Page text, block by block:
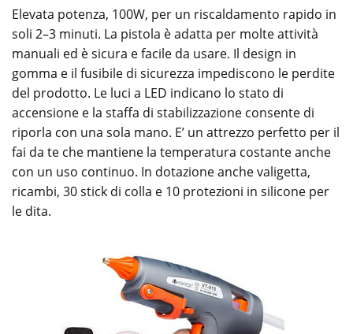
Elevata potenza, 100W, per un riscaldamento rapido in
soli 2–3 minuti. La pistola è adatta per molte attività
manuali ed è sicura e facile da usare. Il design in
gomma e il fusibile di sicurezza impediscono le perdite
del prodotto. Le luci a LED indicano lo stato di
accensione e la staffa di stabilizzazione consente di
riporla con una sola mano. E’ un attrezzo perfetto per il
fai da te che mantiene la temperatura costante anche
con un uso continuo. In dotazione anche valigetta,
ricambi, 30 stick di colla e 10 protezioni in silicone per
le dita.